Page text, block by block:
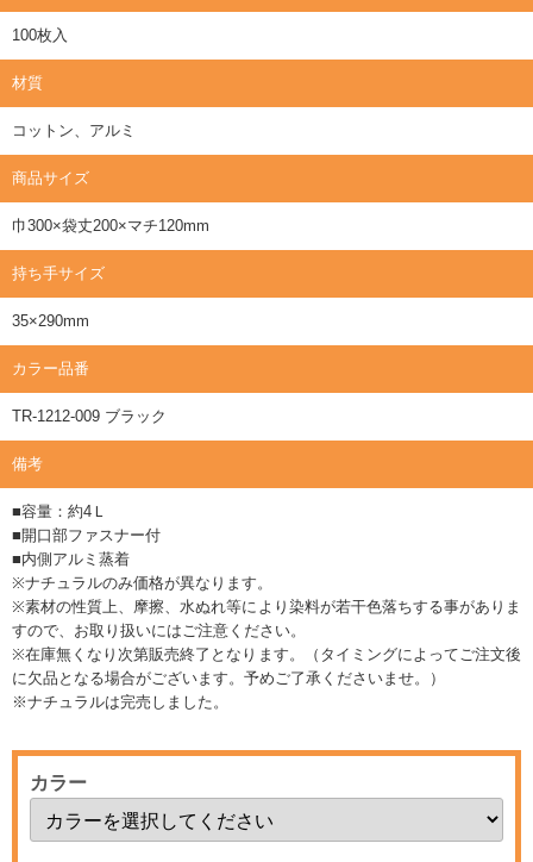
100枚入
材質
コットン、アルミ
商品サイズ
巾300×袋丈200×マチ120mm
持ち手サイズ
35×290mm
カラー品番
TR-1212-009 ブラック
備考
■容量：約4Ｌ
■開口部ファスナー付
■内側アルミ蒸着
※ナチュラルのみ価格が異なります。
※素材の性質上、摩擦、水ぬれ等により染料が若干色落ちする事がありま
すので、お取り扱いにはご注意ください。
※在庫無くなり次第販売終了となります。（タイミングによってご注文後
に欠品となる場合がございます。予めご了承くださいませ。）
※ナチュラルは完売しました。
カラー